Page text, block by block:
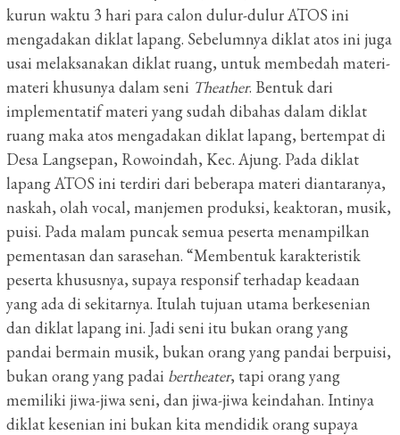
kurun waktu 3 hari para calon dulur-dulur ATOS ini
mengadakan diklat lapang. Sebelumnya diklat atos ini juga
usai melaksanakan diklat ruang, untuk membedah materi-
materi khusunya dalam seni Theather. Bentuk dari
implementatif materi yang sudah dibahas dalam diklat
ruang maka atos mengadakan diklat lapang, bertempat di
Desa Langsepan, Rowoindah, Kec. Ajung. Pada diklat
lapang ATOS ini terdiri dari beberapa materi diantaranya,
naskah, olah vocal, manjemen produksi, keaktoran, musik,
puisi. Pada malam puncak semua peserta menampilkan
pementasan dan sarasehan. “Membentuk karakteristik
peserta khususnya, supaya responsif terhadap keadaan
yang ada di sekitarnya. Itulah tujuan utama berkesenian
dan diklat lapang ini. Jadi seni itu bukan orang yang
pandai bermain musik, bukan orang yang pandai berpuisi,
bukan orang yang padai bertheater, tapi orang yang
memiliki jiwa-jiwa seni, dan jiwa-jiwa keindahan. Intinya
diklat kesenian ini bukan kita mendidik orang supaya